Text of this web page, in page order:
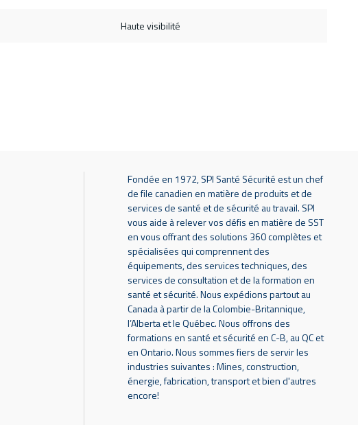
Haute visibilité
Fondée en 1972, SPI Santé Sécurité est un chef
de file canadien en matière de produits et de
services de santé et de sécurité au travail. SPI
vous aide à relever vos défis en matière de SST
en vous offrant des solutions 360 complètes et
spécialisées qui comprennent des
équipements, des services techniques, des
services de consultation et de la formation en
santé et sécurité. Nous expédions partout au
Canada à partir de la Colombie-Britannique,
l’Alberta et le Québec. Nous offrons des
formations en santé et sécurité en C-B, au QC et
en Ontario. Nous sommes fiers de servir les
industries suivantes : Mines, construction,
énergie, fabrication, transport et bien d'autres
encore!